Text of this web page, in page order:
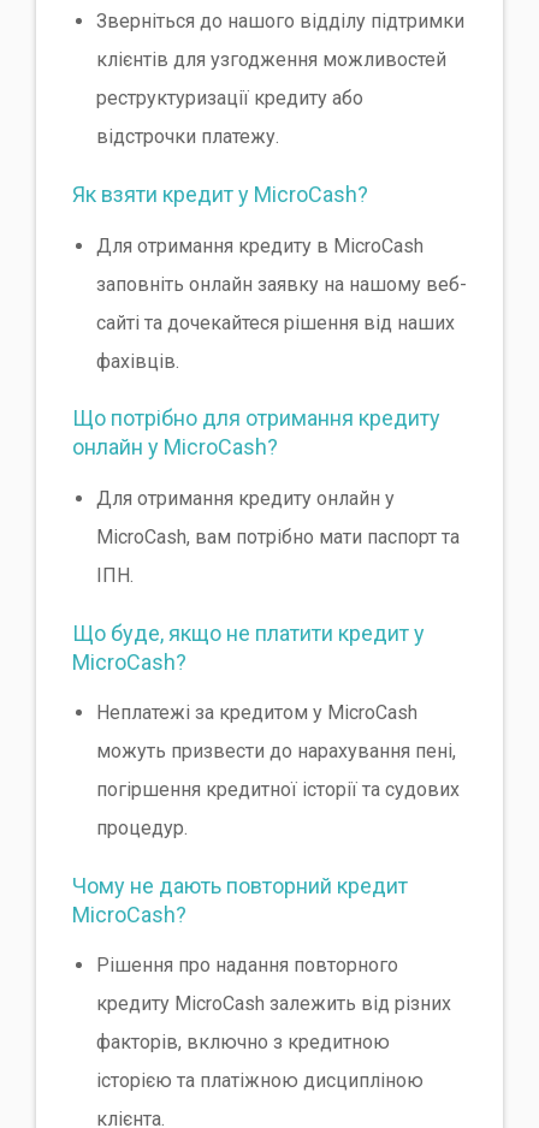
Зверніться до нашого відділу підтримки
клієнтів для узгодження можливостей
реструктуризації кредиту або
відстрочки платежу.
Як взяти кредит у MicroCash?
Для отримання кредиту в MicroCash
заповніть онлайн заявку на нашому веб-
сайті та дочекайтеся рішення від наших
фахівців.
Що потрібно для отримання кредиту
онлайн у MicroCash?
Для отримання кредиту онлайн у
MicroCash, вам потрібно мати паспорт та
ІПН.
Що буде, якщо не платити кредит у
MicroCash?
Неплатежі за кредитом у MicroCash
можуть призвести до нарахування пені,
погіршення кредитної історії та судових
процедур.
Чому не дають повторний кредит
MicroCash?
Рішення про надання повторного
кредиту MicroCash залежить від різних
факторів, включно з кредитною
історією та платіжною дисципліною
клієнта.